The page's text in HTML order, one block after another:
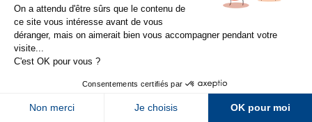
Sur LinkedIn Sur Youtube
Sur X Sur Facebook
Newsletter Abondance
Qui sommes-nous ?
Devenir annonceur
Kit Média
La rédaction
Contact
Explorer le SEO
Nos guides SEO
Réacteur